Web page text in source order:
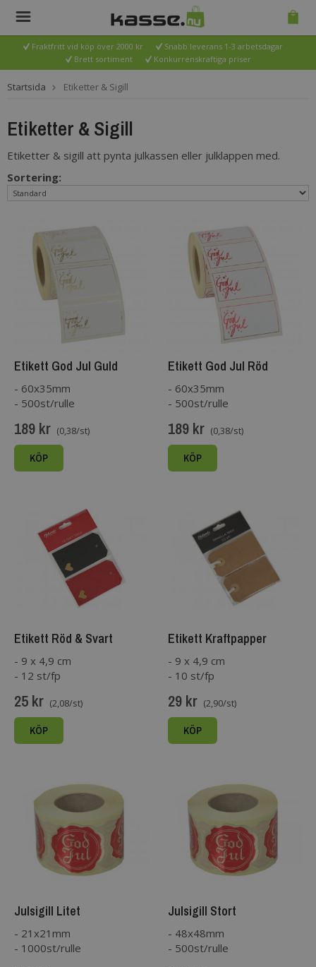
Fraktfritt vid köp över 2000 kr
Snabb leverans 1-3 arbetsdagar
Brett sortiment
Konkurrenskraftiga priser
Startsida Etiketter & Sigill
Etiketter & Sigill
Etiketter & sigill att pynta julkassen eller julklappen med.
Sortering:
Etikett God Jul Guld
- 500st/rulle
- 60x35mm
189 kr (0,38/st)
KÖP
Etikett God Jul Röd
- 500st/rulle
- 60x35mm
189 kr (0,38/st)
KÖP
Etikett Röd & Svart
- 12 st/fp
- 9 x 4,9 cm
25 kr (2,08/st)
KÖP
Etikett Kraftpapper
- 10 st/fp
- 9 x 4,9 cm
29 kr (2,90/st)
KÖP
Julsigill Litet
- 1000st/rulle
- 21x21mm
Julsigill Stort
- 500st/rulle
- 48x48mm